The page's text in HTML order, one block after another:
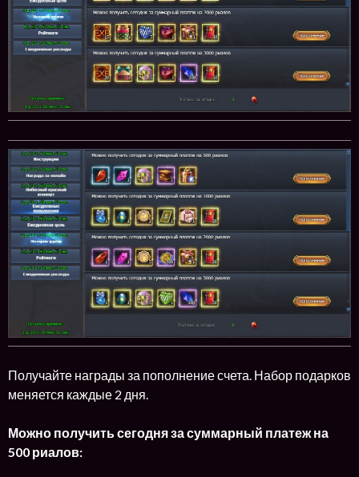
Получайте награды за пополнение счета. Набор подарков
меняется каждые 2 дня.
Можно получить сегодня за суммарный платеж на
500 риалов: